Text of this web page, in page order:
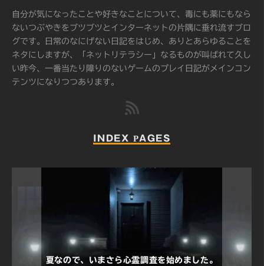
自分が気になったことや好きなことについて、毒にも薬にもなら
ないつぶやきをブツブツとインターネットの片隅に垂れ流すブロ
グです。日常のなにげない日記をはじめ、ありとあらゆることを
ネタにしますが、「ネットリテラシー」なるものが叫ばれて久し
い昨今、一番当たり障りのないゲームのプレイ日記がメインコン
テンツになりつつあります。
INDEX PAGES
しばらくドラクエやってきます。
DRAGON QUEST XI
Introduction